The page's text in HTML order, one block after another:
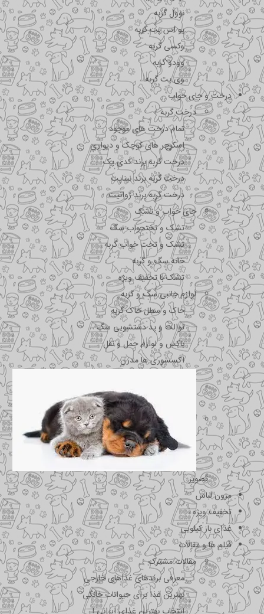
نوول گربه
یو اس پت گربه
وکسی گربه
وودو گربه
وی پت گربه
درخت و جای خواب
درخت گربه
تمام درخت های موجود
اسکرچر های کوچک و دیواری
درخت گربه برند کدی پک
درخت گربه برند نیناپت
درخت گربه برند ژوانیت
جای خواب و تشک
تشک و تختحواب سگ
تشک و تخت خواب گربه
خانه سگ و گربه
تشک با تخفیف ویژه
لوازم جانبی سگ و گربه
خاک و سطل خاک گربه
توالت و پد دستشویی سگ
باکس و لوازم حمل و نقل
اکسسوری ها مدرن
تصویر
مزون لباس
تخفیف ویژه
غذای باز کیلویی
فیلم ها و مقالات
مقالات مشترک
معرفی برندهای غذاهای خارجی
بهترین غذا برای حیوانات خانگی